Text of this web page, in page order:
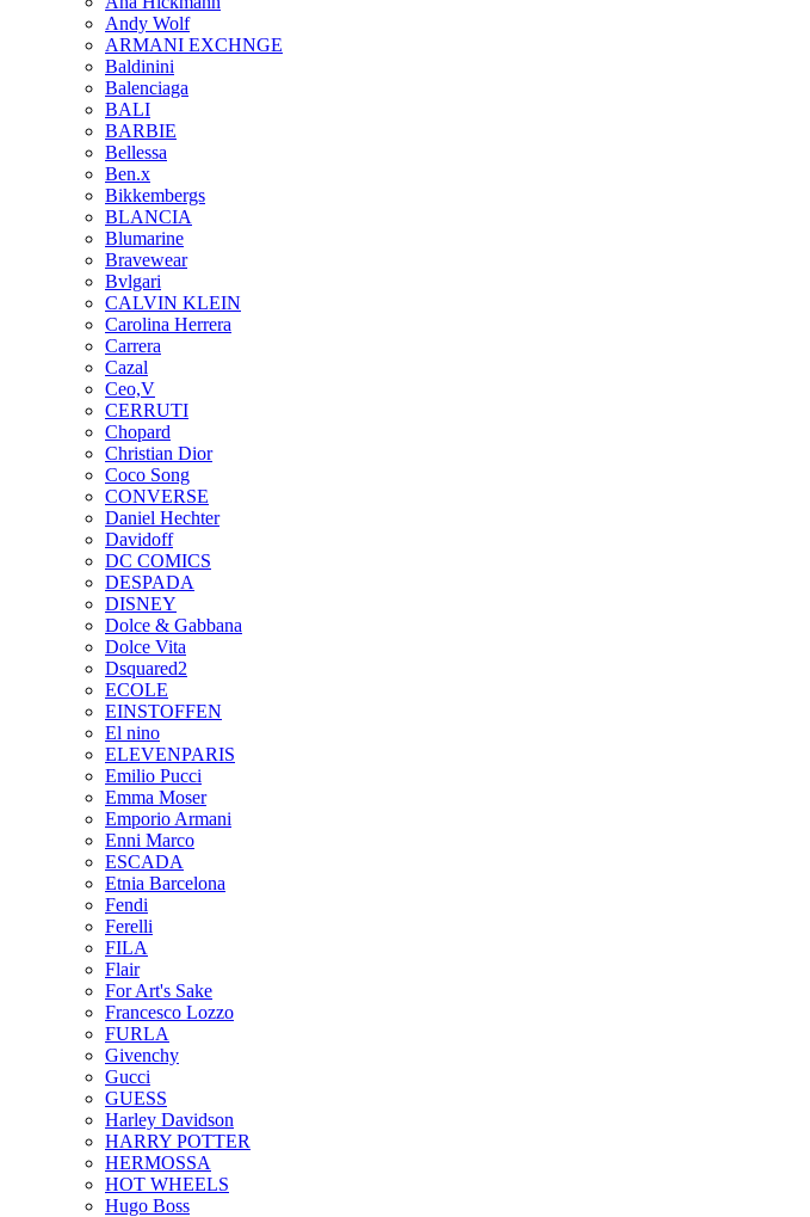
Andy Wolf
ARMANI EXCHNGE
Baldinini
Balenciaga
BALI
BARBIE
Bellessa
Ben.x
Bikkembergs
BLANCIA
Blumarine
Bravewear
Bvlgari
CALVIN KLEIN
Carolina Herrera
Carrera
Cazal
Ceo,V
CERRUTI
Chopard
Christian Dior
Coco Song
CONVERSE
Daniel Hechter
Davidoff
DC COMICS
DESPADA
DISNEY
Dolce & Gabbana
Dolce Vita
Dsquared2
ECOLE
EINSTOFFEN
El nino
ELEVENPARIS
Emilio Pucci
Emma Moser
Emporio Armani
Enni Marco
ESCADA
Etnia Barcelona
Fendi
Ferelli
FILA
Flair
For Art's Sake
Francesco Lozzo
FURLA
Givenchy
Gucci
GUESS
Harley Davidson
HARRY POTTER
HERMOSSA
HOT WHEELS
Hugo Boss